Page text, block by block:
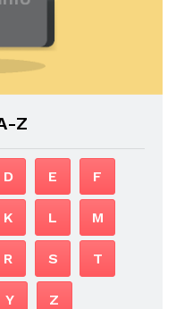
Z
D E F
K L M
R S T
Y Z